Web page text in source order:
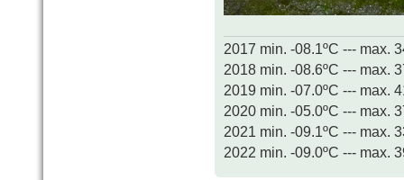
2017 min. -08.1ºC --- max.
2018 min. -08.6ºC --- max.
2019 min. -07.0ºC --- max.
2020 min. -05.0ºC --- max.
2021 min. -09.1ºC --- max.
2022 min. -09.0ºC --- max.